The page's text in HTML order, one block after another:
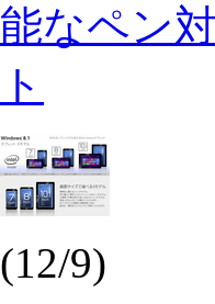
能なペン
ト
(12/9)